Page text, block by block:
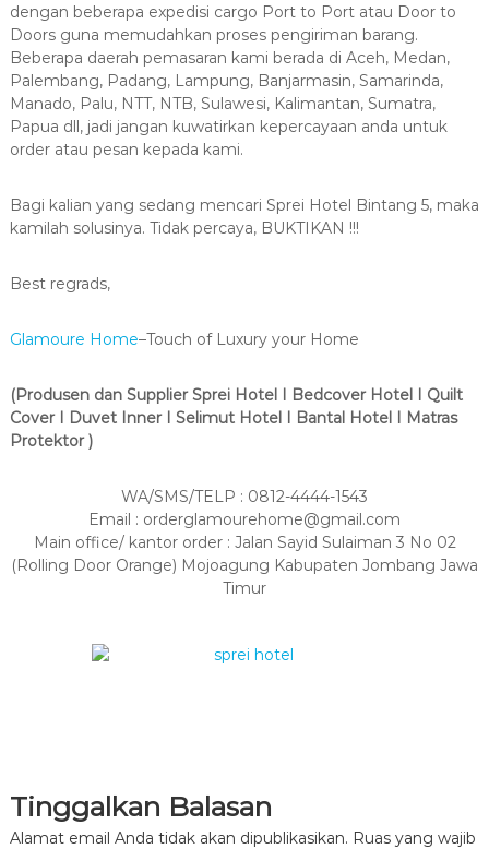
dengan beberapa expedisi cargo Port to Port atau Door to
Doors guna memudahkan proses pengiriman barang.
Beberapa daerah pemasaran kami berada di Aceh, Medan,
Palembang, Padang, Lampung, Banjarmasin, Samarinda,
Manado, Palu, NTT, NTB, Sulawesi, Kalimantan, Sumatra,
Papua dll, jadi jangan kuwatirkan kepercayaan anda untuk
order atau pesan kepada kami.
Bagi kalian yang sedang mencari Sprei Hotel Bintang 5, maka
kamilah solusinya. Tidak percaya, BUKTIKAN !!!
Best regrads,
Glamoure Home–Touch of Luxury your Home
(Produsen dan Supplier Sprei Hotel I Bedcover Hotel I Quilt
Cover I Duvet Inner I Selimut Hotel I Bantal Hotel I Matras
Protektor )
WA/SMS/TELP : 0812-4444-1543
Email : orderglamourehome@gmail.com
Main office/ kantor order : Jalan Sayid Sulaiman 3 No 02
(Rolling Door Orange) Mojoagung Kabupaten Jombang Jawa
Timur
Tinggalkan Balasan
Alamat email Anda tidak akan dipublikasikan. Ruas yang wajib